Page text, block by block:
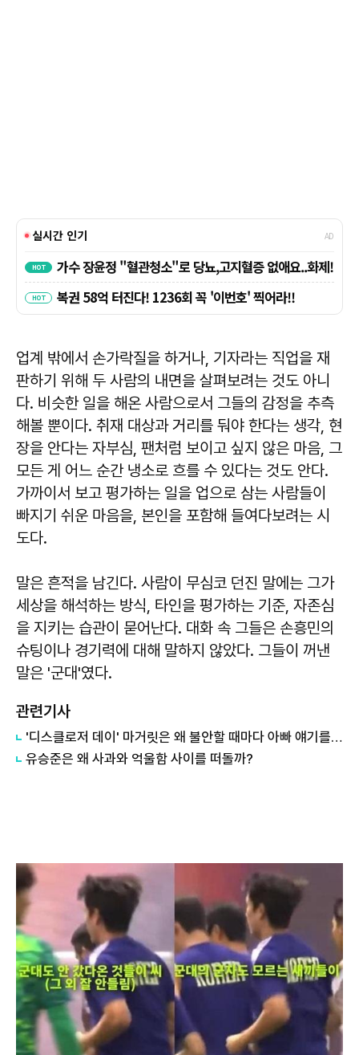
업계 밖에서 손가락질을 하거나, 기자라는 직업을 재
판하기 위해 두 사람의 내면을 살펴보려는 것도 아니
다. 비슷한 일을 해온 사람으로서 그들의 감정을 추측
해볼 뿐이다. 취재 대상과 거리를 둬야 한다는 생각, 현
장을 안다는 자부심, 팬처럼 보이고 싶지 않은 마음, 그
모든 게 어느 순간 냉소로 흐를 수 있다는 것도 안다.
가까이서 보고 평가하는 일을 업으로 삼는 사람들이
빠지기 쉬운 마음을, 본인을 포함해 들여다보려는 시
도다.
말은 흔적을 남긴다. 사람이 무심코 던진 말에는 그가
세상을 해석하는 방식, 타인을 평가하는 기준, 자존심
을 지키는 습관이 묻어난다. 대화 속 그들은 손흥민의
슈팅이나 경기력에 대해 말하지 않았다. 그들이 꺼낸
말은 '군대'였다.
관련기사
'디스클로저 데이' 마거릿은 왜 불안할 때마다 아빠 얘기를 할까?
유승준은 왜 사과와 억울함 사이를 떠돌까?